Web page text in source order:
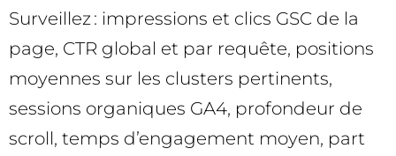
Surveillez : impressions et clics GSC de la
page, CTR global et par requête, positions
moyennes sur les clusters pertinents,
sessions organiques GA4, profondeur de
scroll, temps d’engagement moyen, part